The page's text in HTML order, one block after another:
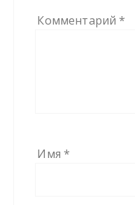
Комментарий*
Имя*